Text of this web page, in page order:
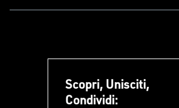
Scopri, Unisciti,
Condividi: